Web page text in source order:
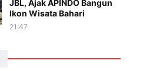
JBL, Ajak APINDO Bangun
Ikon Wisata Bahari
21:47